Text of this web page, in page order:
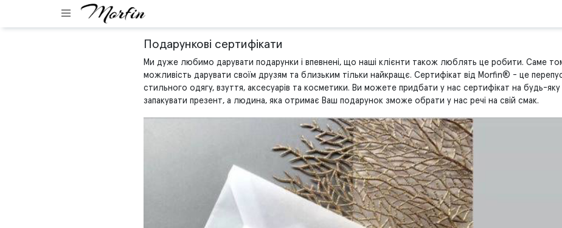
Подарункові сертифікати
Ми дуже любимо дарувати подарунки і впевнені, що наші клієнти також люблять це робити. Саме
можливість дарувати своїм друзям та близьким тільки найкращє. Сертифікат від Morfin® - це
стильного одягу, взуття, аксесуарів та косметики. Ви можете придбати у нас сертифікат на будь-яку
запакувати презент, а людина, яка отримає Ваш подарунок зможе обрати у нас речі на свій смак.